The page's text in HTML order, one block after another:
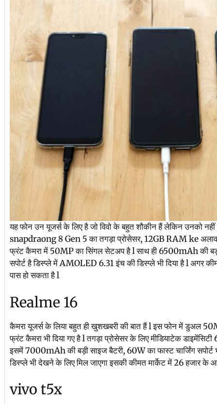
यह फोन उन यूजर्स के लिए है जो विवो के बहुत शौकीन हैं लेकिन उनको
snapdraong 8 Gen 5 का तगड़ा प्रोसेसर, 12GB RAM ke अलावा
फ्रंट कैमरा में 50MP का सिंगल सेटअप है l साथ ही 6500mAh की
सपोर्ट है डिस्प्ले में AMOLED 6.31 इंच की डिस्प्ले भी दिया है l अगर
पास हो सकता है l
Realme 16
कैमरा यूजर्स के लिया बहुत ही खुशखबरी की बात हैं l इस फोन में डुअल
फ्रंट कैमरा भी दिया गए है l तगड़ा प्रोसेसर के लिए मीडियाटेक
इसमें 7000mAh की बड़ी साइज बैटरी, 60W का फास्ट चार्जिंग
डिस्प्ले भी देखने के लिए मिल जाएगा इसकी कीमत मार्केट में 26 हजार के
vivo t5x